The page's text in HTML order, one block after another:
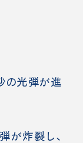
の光弾が進
炸裂し、